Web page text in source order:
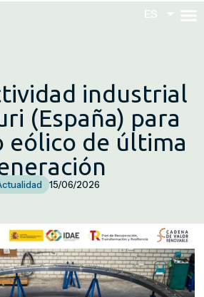
ES
ES
industrial
(España) para
eólico de última
15/06/2026